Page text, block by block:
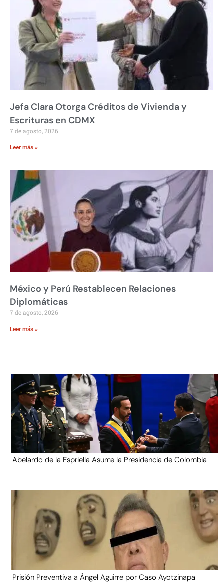
Jefa Clara Otorga Créditos de Vivienda y
Escrituras en CDMX
7 de agosto, 2026
Leer más »
México y Perú Restablecen Relaciones
Diplomáticas
7 de agosto, 2026
Leer más »
Abelardo de la Espriella Asume la Presidencia de Colombia
Prisión Preventiva a Ángel Aguirre por Caso Ayotzinapa